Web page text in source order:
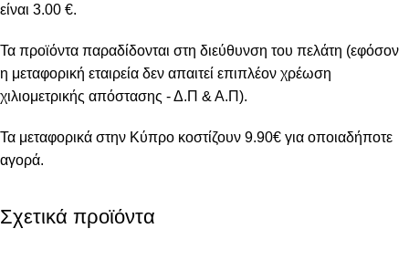
είναι 3.00 €.
Τα προϊόντα παραδίδονται στη διεύθυνση του πελάτη (εφόσον
η μεταφορική εταιρεία δεν απαιτεί επιπλέον χρέωση
χιλιομετρικής απόστασης - Δ.Π & Α.Π).
Τα μεταφορικά στην Κύπρο κοστίζουν 9.90€ για οποιαδήποτε
αγορά.
Σχετικά προϊόντα